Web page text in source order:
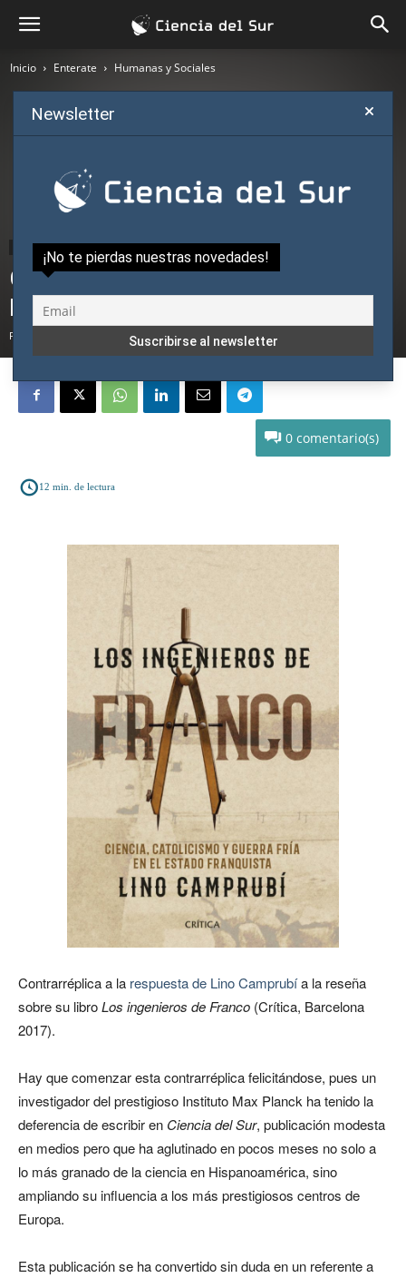
Inicio Enterate Humanas y Sociales
Enterate Humanas y Sociales Opinión
Gramsci y el «progresismo» en la
España de Franco
Por Dr. José Manuel Rodríguez Pardo - marzo 16, 2018
0
12 min. de lectura
Contrarréplica a la respuesta de Lino Camprubía la reseña
sobre su libroLos ingenieros de Franco (Crítica, Barcelona
2017).
Hay que comenzar esta contrarréplica felicitándose, pues un
investigador del prestigioso Instituto Max Planck ha tenido la
deferencia de escribir en Ciencia del Sur, publicación modesta
en medios pero que ha aglutinado en pocos meses no solo a
lo más granado de la ciencia en Hispanoamérica, sino
ampliando su influencia a los más prestigiosos centros de
Europa.
Esta publicación se ha convertido sin duda en un referente a
Newsletter
¡No te pierdas nuestras novedades!